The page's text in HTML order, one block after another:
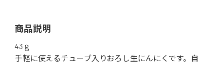
商品説明
43ｇ
手軽に使えるチューブ入りおろし生にんにくです。自